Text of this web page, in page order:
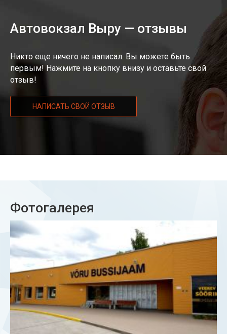
Автовокзал Выру — отзывы
Никто еще ничего не написал. Вы можете быть
первым! Нажмите на кнопку внизу и оставьте свой
отзыв!
НАПИСАТЬ СВОЙ ОТЗЫВ
Фотогалерея